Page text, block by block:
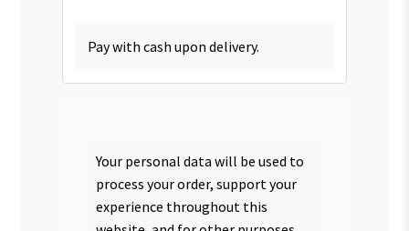
Pay with cash upon delivery.
Your personal data will be used to
process your order, support your
experience throughout this